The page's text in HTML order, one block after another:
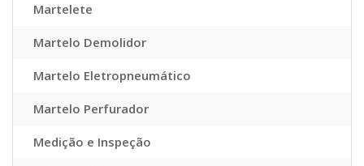
Martelete
Martelo Demolidor
Martelo Eletropneumático
Martelo Perfurador
Medição e Inspeção